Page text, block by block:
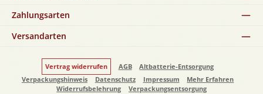
Zahlungsarten
Versandarten
Vertrag widerrufen AGB
Altbatterie-Entsorgung
Verpackungshinweis
Datenschutz Impressum
Mehr Erfahren
Widerrufsbelehrung
Verpackungsentsorgung